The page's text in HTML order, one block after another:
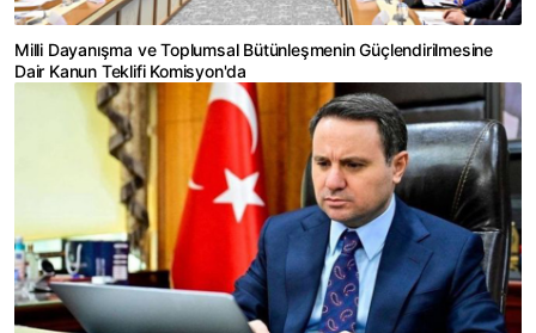
Milli Dayanışma ve Toplumsal Bütünleşmenin Güçlendirilmesine
Dair Kanun Teklifi Komisyon'da